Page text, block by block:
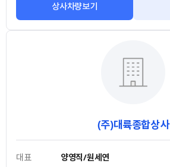
상사차량보기
(주)대륙종합상사
대표
양영직/원세연